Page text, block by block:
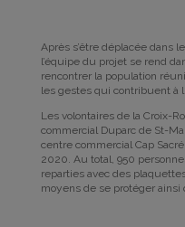
Après s’être déplacée dans
l’équipe du projet se rend
rencontrer la population
les gestes qui contribuent à
Les volontaires de la Croix-
commercial Duparc de St-
centre commercial Cap
2020. Au total, 950
reparties avec des
moyens de se protéger